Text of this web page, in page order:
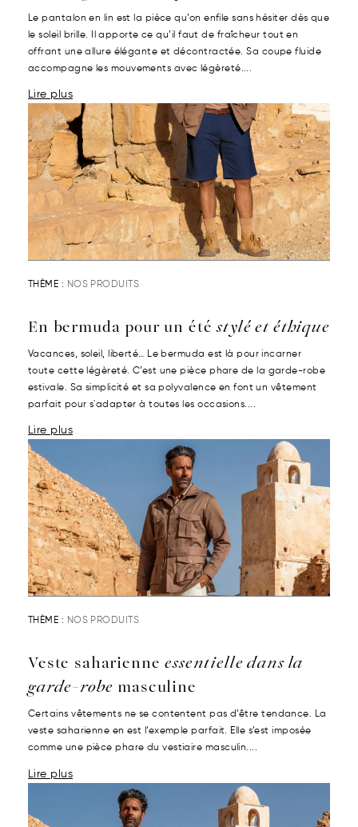
Le pantalon en lin est la pièce qu’on enfile sans hésiter dès que
le soleil brille. Il apporte ce qu’il faut de fraîcheur tout en
offrant une allure élégante et décontractée. Sa coupe fluide
accompagne les mouvements avec légèreté....
Lire plus
THÈME : NOS PRODUITS
En bermuda pour un étéstylé et éthique
Vacances, soleil, liberté… Le bermuda est là pour incarner
toute cette légèreté. C’est une pièce phare de la garde-robe
estivale. Sa simplicité et sa polyvalence en font un vêtement
parfait pour s'adapter à toutes les occasions....
Lire plus
THÈME : NOS PRODUITS
Veste saharienneessentielle dans la
garde-robe masculine
Certains vêtements ne se contentent pas d’être tendance. La
veste saharienne en est l’exemple parfait. Elle s’est imposée
comme une pièce phare du vestiaire masculin....
Lire plus